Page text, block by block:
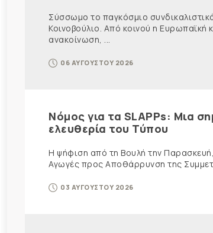
Σύσσωμο το παγκόσμιο
Κοινοβούλιο. Από κοινού η
ανακοίνωση, ...
06 ΑΥΓΟΥΣΤΟΥ 2026
Νόμος για τα SLAPPs: Μια
ελευθερία του Τύπου
Η ψήφιση από τη Βουλή την Παρασκευή,
Αγωγές προς Αποθάρρυνση της
03 ΑΥΓΟΥΣΤΟΥ 2026